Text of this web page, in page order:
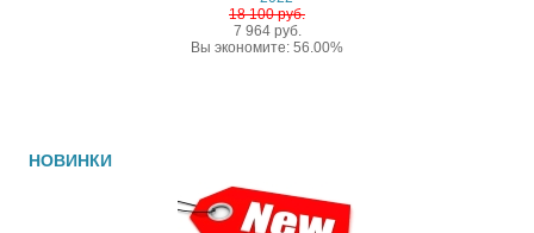
18 100 руб.
7 964 руб.
Вы экономите: 56.00%
НОВИНКИ